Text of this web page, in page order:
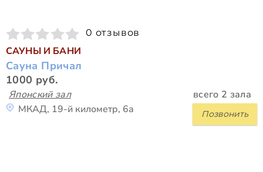
0 отзывов
САУНЫ И БАНИ
Сауна Причал
1000 руб.
Японский зал всего 2 зала
Позвонить
МКАД, 19-й километр, 6а